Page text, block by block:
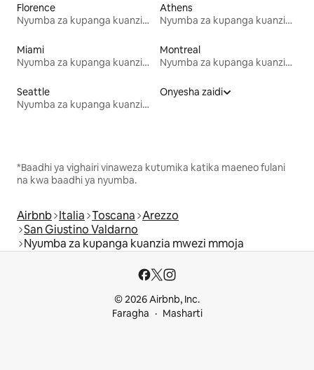
Florence
Nyumba za kupanga kuanzia mwezi mmoja
Athens
Nyumba za kupanga kuanzia mwezi mmoja
Miami
Nyumba za kupanga kuanzia mwezi mmoja
Montreal
Nyumba za kupanga kuanzia mwezi mmoja
Seattle
Nyumba za kupanga kuanzia mwezi mmoja
Onyesha zaidi
*Baadhi ya vighairi vinaweza kutumika katika maeneo fulani
na kwa baadhi ya nyumba.
Airbnb Italia Toscana Arezzo
San Giustino Valdarno
Nyumba za kupanga kuanzia mwezi mmoja
© 2026 Airbnb, Inc.
Faragha
Masharti